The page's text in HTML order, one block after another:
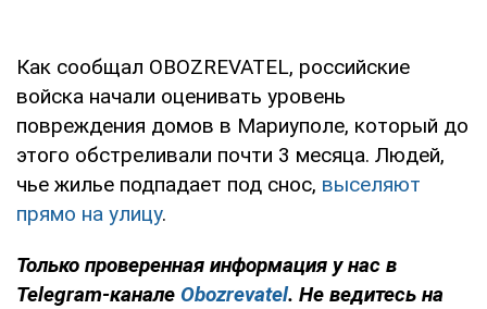
Как сообщал OBOZREVATEL, российские
войска начали оценивать уровень
повреждения домов в Мариуполе, который до
этого обстреливали почти 3 месяца. Людей,
чье жилье подпадает под снос, выселяют
прямо на улицу.
Только проверенная информация у нас в
Telegram-канале Obozrevatel. Не ведитесь на